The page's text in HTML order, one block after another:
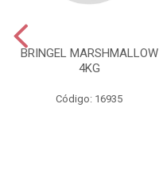
BRINGEL MARSHMALLOW
4KG
Código: 16935